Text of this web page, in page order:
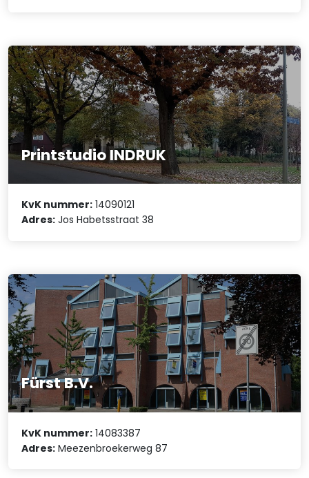
Printstudio INDRUK
KvK nummer: 14090121
Adres: Jos Habetsstraat 38
Fürst B.V.
KvK nummer: 14083387
Adres: Meezenbroekerweg 87